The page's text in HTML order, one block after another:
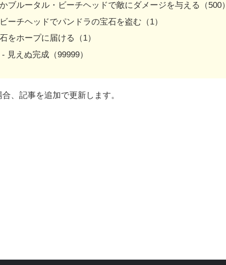
ブルータル・ビーチヘッドで敵にダメージを与える（500）
ーチヘッドでパンドラの宝石を盗む（1）
をホープに届ける（1）
見えぬ完成（99999）
、記事を追加で更新します。